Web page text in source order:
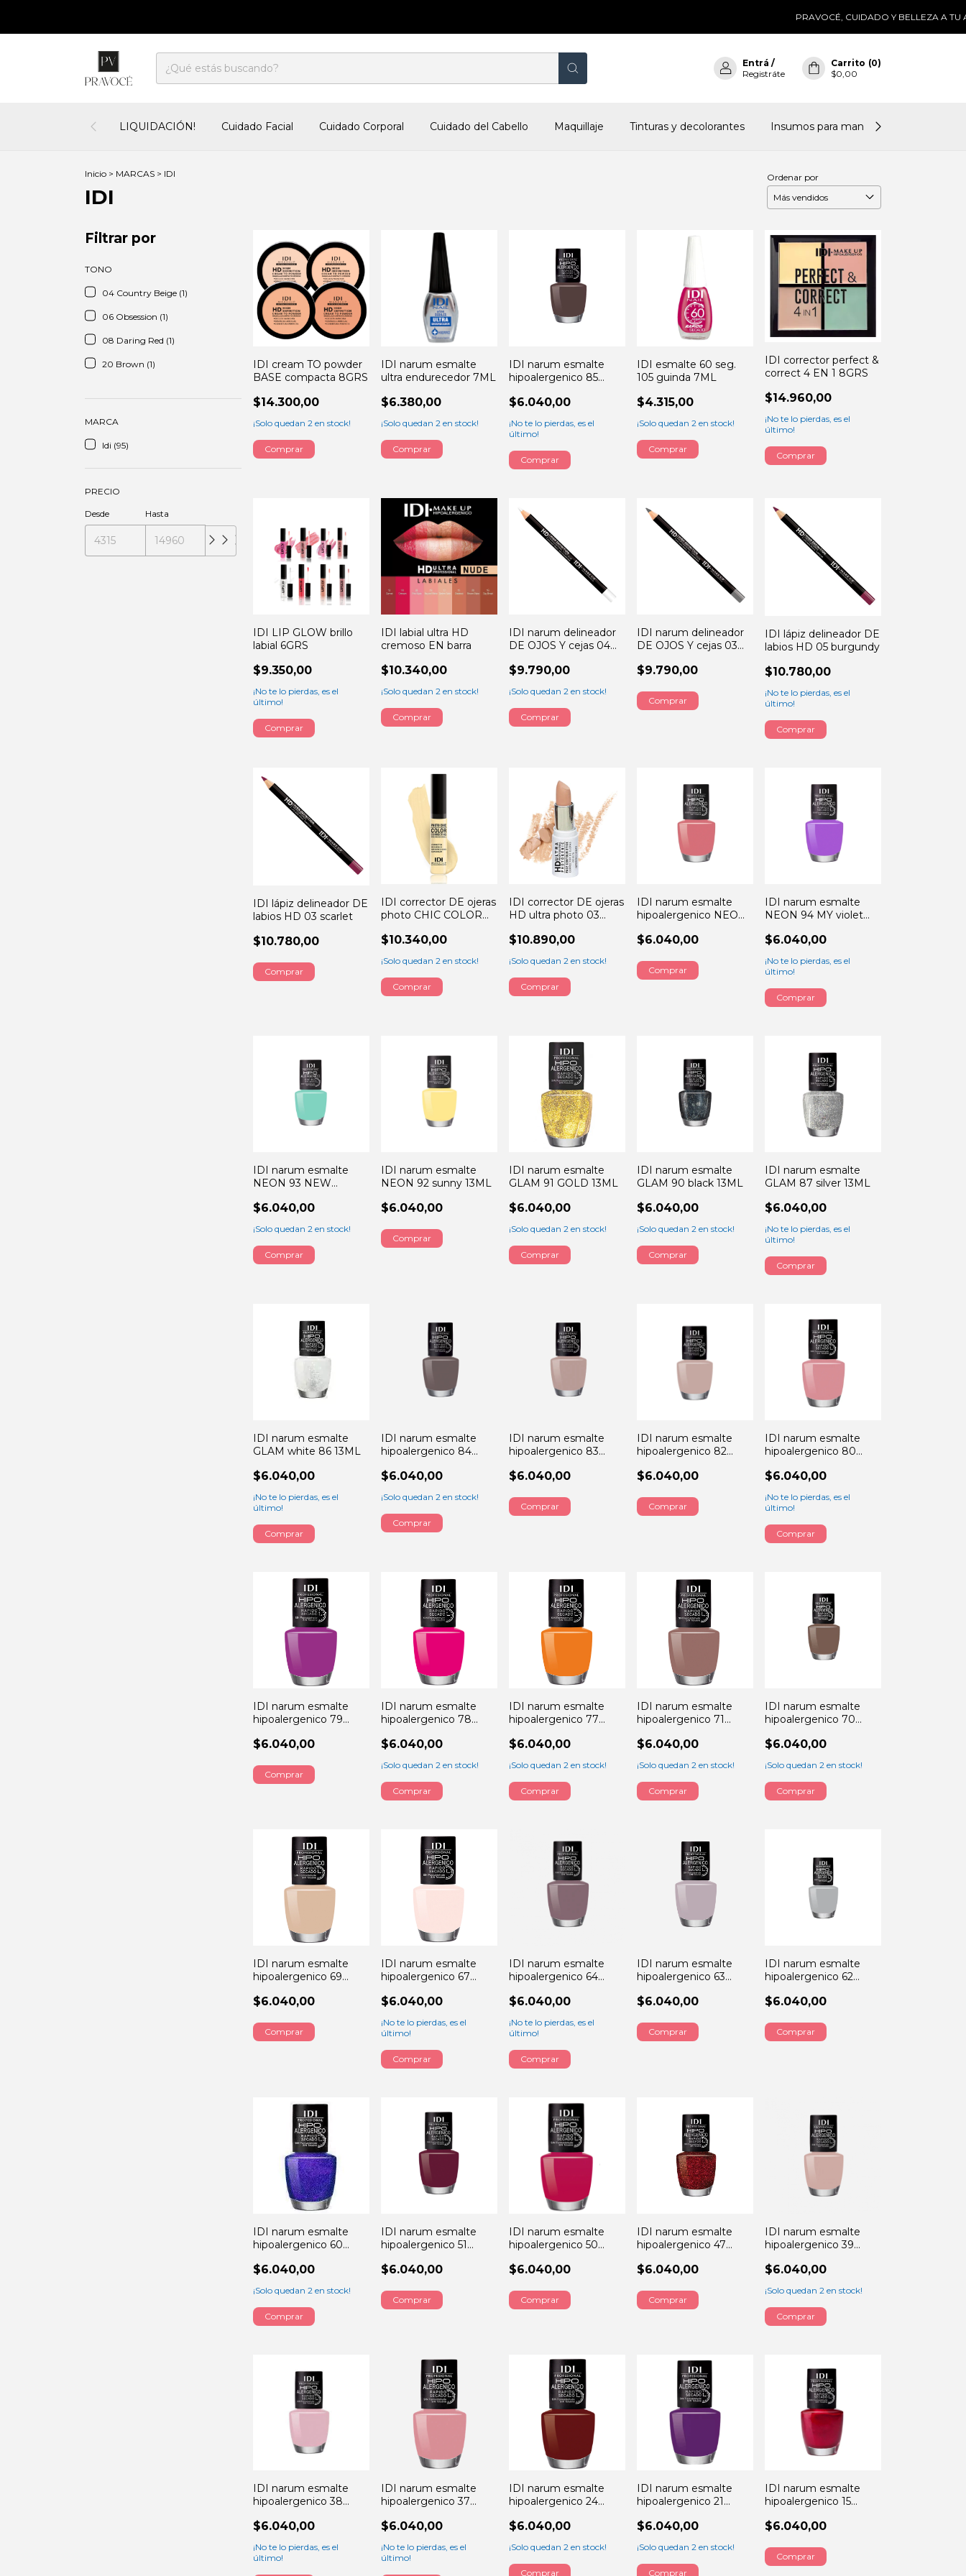
PRAVOCÉ, CUIDADO Y BELLEZA A TU
Entrá /
Registráte
Carrito (0)
$0,00
LIQUIDACIÓN! Cuidado Facial Cuidado Corporal Cuidado del Cabello Maquillaje Tinturas y decolorantes Insumos para manicura
Inicio > MARCAS > IDI
IDI
Ordenar por
Filtrar por
TONO
04 Country Beige (1)
06 Obsession (1)
08 Daring Red (1)
20 Brown (1)
MARCA
Idi (95)
PRECIO
Desde Hasta
IDI cream TO powder
BASE compacta 8GRS
$14.300,00
¡Solo quedan2 en stock!
Comprar
IDI narum esmalte
ultra endurecedor 7ML
$6.380,00
¡Solo quedan2 en stock!
IDI narum esmalte
hipoalergenico 85
$6.040,00
¡No te lo pierdas, es el
último!
IDI esmalte 60 seg.
105 guinda 7ML
$4.315,00
¡Solo quedan2 en stock!
IDI corrector perfect &
correct 4 EN 1 8GRS
$14.960,00
¡No te lo pierdas, es el
último!
IDI LIP GLOW brillo
labial 6GRS
$9.350,00
¡No te lo pierdas, es el
último!
Comprar
IDI labial ultra HD
cremoso EN barra
$10.340,00
¡Solo quedan2 en stock!
Comprar
IDI narum delineador
DE OJOS Y cejas 04
$9.790,00
¡Solo quedan2 en stock!
IDI narum delineador
DE OJOS Y cejas 03
$9.790,00
IDI lápiz delineador DE
labios HD 05 burgundy
$10.780,00
¡No te lo pierdas, es el
último!
IDI lápiz delineador DE
labios HD 03 scarlet
$10.780,00
IDI corrector DE ojeras
photo CHIC COLOR
$10.340,00
¡Solo quedan2 en stock!
IDI corrector DE ojeras
HD ultra photo 03
$10.890,00
¡Solo quedan2 en stock!
IDI narum esmalte
hipoalergenico NEON
$6.040,00
IDI narum esmalte
NEON 94 MY violet
$6.040,00
¡No te lo pierdas, es el
último!
IDI narum esmalte
NEON 93 NEW
$6.040,00
¡Solo quedan2 en stock!
IDI narum esmalte
NEON 92 sunny 13ML
$6.040,00
IDI narum esmalte
GLAM 91 GOLD 13ML
$6.040,00
¡Solo quedan2 en stock!
IDI narum esmalte
GLAM 90 black 13ML
$6.040,00
¡Solo quedan2 en stock!
IDI narum esmalte
GLAM 87 silver 13ML
$6.040,00
¡No te lo pierdas, es el
último!
IDI narum esmalte
GLAM white 86 13ML
$6.040,00
¡No te lo pierdas, es el
último!
IDI narum esmalte
hipoalergenico 84
$6.040,00
¡Solo quedan2 en stock!
IDI narum esmalte
hipoalergenico 83
$6.040,00
IDI narum esmalte
hipoalergenico 82
$6.040,00
IDI narum esmalte
hipoalergenico 80
$6.040,00
¡No te lo pierdas, es el
último!
IDI narum esmalte
hipoalergenico 79
$6.040,00
IDI narum esmalte
hipoalergenico 78
$6.040,00
¡Solo quedan2 en stock!
IDI narum esmalte
hipoalergenico 77
$6.040,00
¡Solo quedan2 en stock!
IDI narum esmalte
hipoalergenico 71
$6.040,00
¡Solo quedan2 en stock!
IDI narum esmalte
hipoalergenico 70
$6.040,00
¡Solo quedan2 en stock!
IDI narum esmalte
hipoalergenico 69
$6.040,00
IDI narum esmalte
hipoalergenico 67
$6.040,00
¡No te lo pierdas, es el
último!
IDI narum esmalte
hipoalergenico 64
$6.040,00
¡No te lo pierdas, es el
último!
IDI narum esmalte
hipoalergenico 63
$6.040,00
IDI narum esmalte
hipoalergenico 62
$6.040,00
IDI narum esmalte
hipoalergenico 60
$6.040,00
¡Solo quedan2 en stock!
IDI narum esmalte
hipoalergenico 51
$6.040,00
IDI narum esmalte
hipoalergenico 50
$6.040,00
IDI narum esmalte
hipoalergenico 47
$6.040,00
IDI narum esmalte
hipoalergenico 39
$6.040,00
¡Solo quedan2 en stock!
IDI narum esmalte
hipoalergenico 38
$6.040,00
¡No te lo pierdas, es el
último!
IDI narum esmalte
hipoalergenico 37
$6.040,00
¡No te lo pierdas, es el
último!
IDI narum esmalte
hipoalergenico 24
$6.040,00
¡Solo quedan2 en stock!
IDI narum esmalte
hipoalergenico 21
$6.040,00
¡Solo quedan2 en stock!
IDI narum esmalte
hipoalergenico 15
$6.040,00